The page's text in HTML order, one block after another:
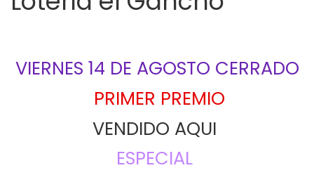
VIERNES 14 DE AGOSTO CERRADO
PRIMER PREMIO
VENDIDO AQUI
ESPECIAL